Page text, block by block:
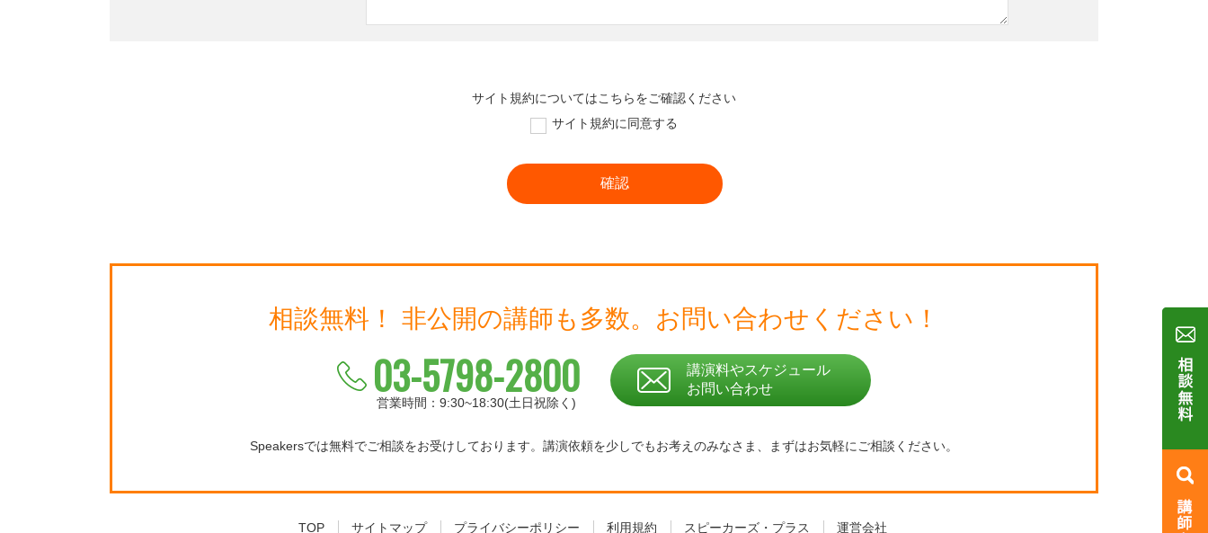
サイト規約についてはこちらをご確認ください
サイト規約に同意する
相談無料！ 非公開の講師も多数。 お問い合わせください！
03-5798-2800
営業時間：9:30~18:30(土日祝除く)
講演料やスケジュール
お問い合わせ
Speakersでは無料でご相談をお受けしております。 講演依頼を少しでもお考えのみなさま、 まずはお気軽にご相談ください。
TOP サイトマップ プライバシーポリシー 利用規約 スピーカーズ・プラス 運営会社